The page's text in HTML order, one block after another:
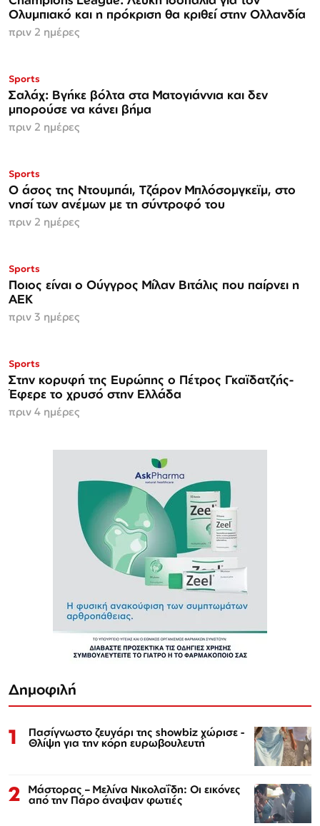
Ολυμπιακό και η πρόκριση θα κριθεί στην Ολλανδία
πριν 2 ημέρες
Sports
Σαλάχ: Βγήκε βόλτα στα Ματογιάννια και δεν
μπορούσε να κάνει βήμα
πριν 2 ημέρες
Sports
Ο άσος της Ντουμπάι, Τζάρον Μπλόσομγκεϊμ, στο
νησί των ανέμων με τη σύντροφό του
πριν 2 ημέρες
Sports
Ποιος είναι ο Ούγγρος Μίλαν Βιτάλις που παίρνει η
ΑΕΚ
πριν 3 ημέρες
Sports
Στην κορυφή της Ευρώπης ο Πέτρος Γκαϊδατζής-
Έφερε το χρυσό στην Ελλάδα
πριν 4 ημέρες
Δημοφιλή
1 Πασίγνωστο ζευγάρι της showbiz χώρισε -
Θλίψη για την κόρη ευρωβουλευτή
2 Μάστορας – Μελίνα Νικολαΐδη: Οι εικόνες
από την Πάρο άναψαν φωτιές